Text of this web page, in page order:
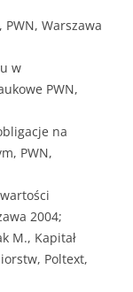
Warszawa
w
PWN,
na
PWN,
2004;
M., Kapitał
Poltext,